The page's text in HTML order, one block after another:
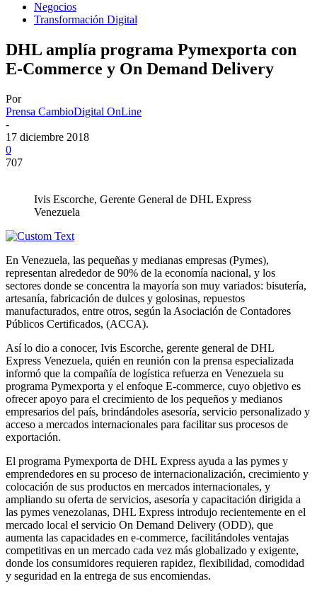
Negocios
Transformación Digital
DHL amplía programa Pymexporta con
E-Commerce y On Demand Delivery
Por
Prensa CambioDigital OnLine
-
17 diciembre 2018
0
707
Ivis Escorche, Gerente General de DHL Express
Venezuela
En Venezuela, las pequeñas y medianas empresas (Pymes),
representan alrededor de 90% de la economía nacional, y los
sectores donde se concentra la mayoría son muy variados: bisutería,
artesanía, fabricación de dulces y golosinas, repuestos
manufacturados, entre otros, según la Asociación de Contadores
Públicos Certificados, (ACCA).
Así lo dio a conocer, Ivis Escorche, gerente general de DHL
Express Venezuela, quién en reunión con la prensa especializada
informó que la compañía de logística refuerza en Venezuela su
programa Pymexporta y el enfoque E-commerce, cuyo objetivo es
ofrecer apoyo para el crecimiento de los pequeños y medianos
empresarios del país, brindándoles asesoría, servicio personalizado y
acceso a mercados internacionales para facilitar sus procesos de
exportación.
El programa Pymexporta de DHL Express ayuda a las pymes y
emprendedores en su proceso de internacionalización, crecimiento y
colocación de sus productos en mercados internacionales, y
ampliando su oferta de servicios, asesoría y capacitación dirigida a
las pymes venezolanas, DHL Express introdujo recientemente en el
mercado local el servicio On Demand Delivery (ODD), que
aumenta las capacidades en e-commerce, facilitándoles ventajas
competitivas en un mercado cada vez más globalizado y exigente,
donde los consumidores requieren rapidez, flexibilidad, comodidad
y seguridad en la entrega de sus encomiendas.